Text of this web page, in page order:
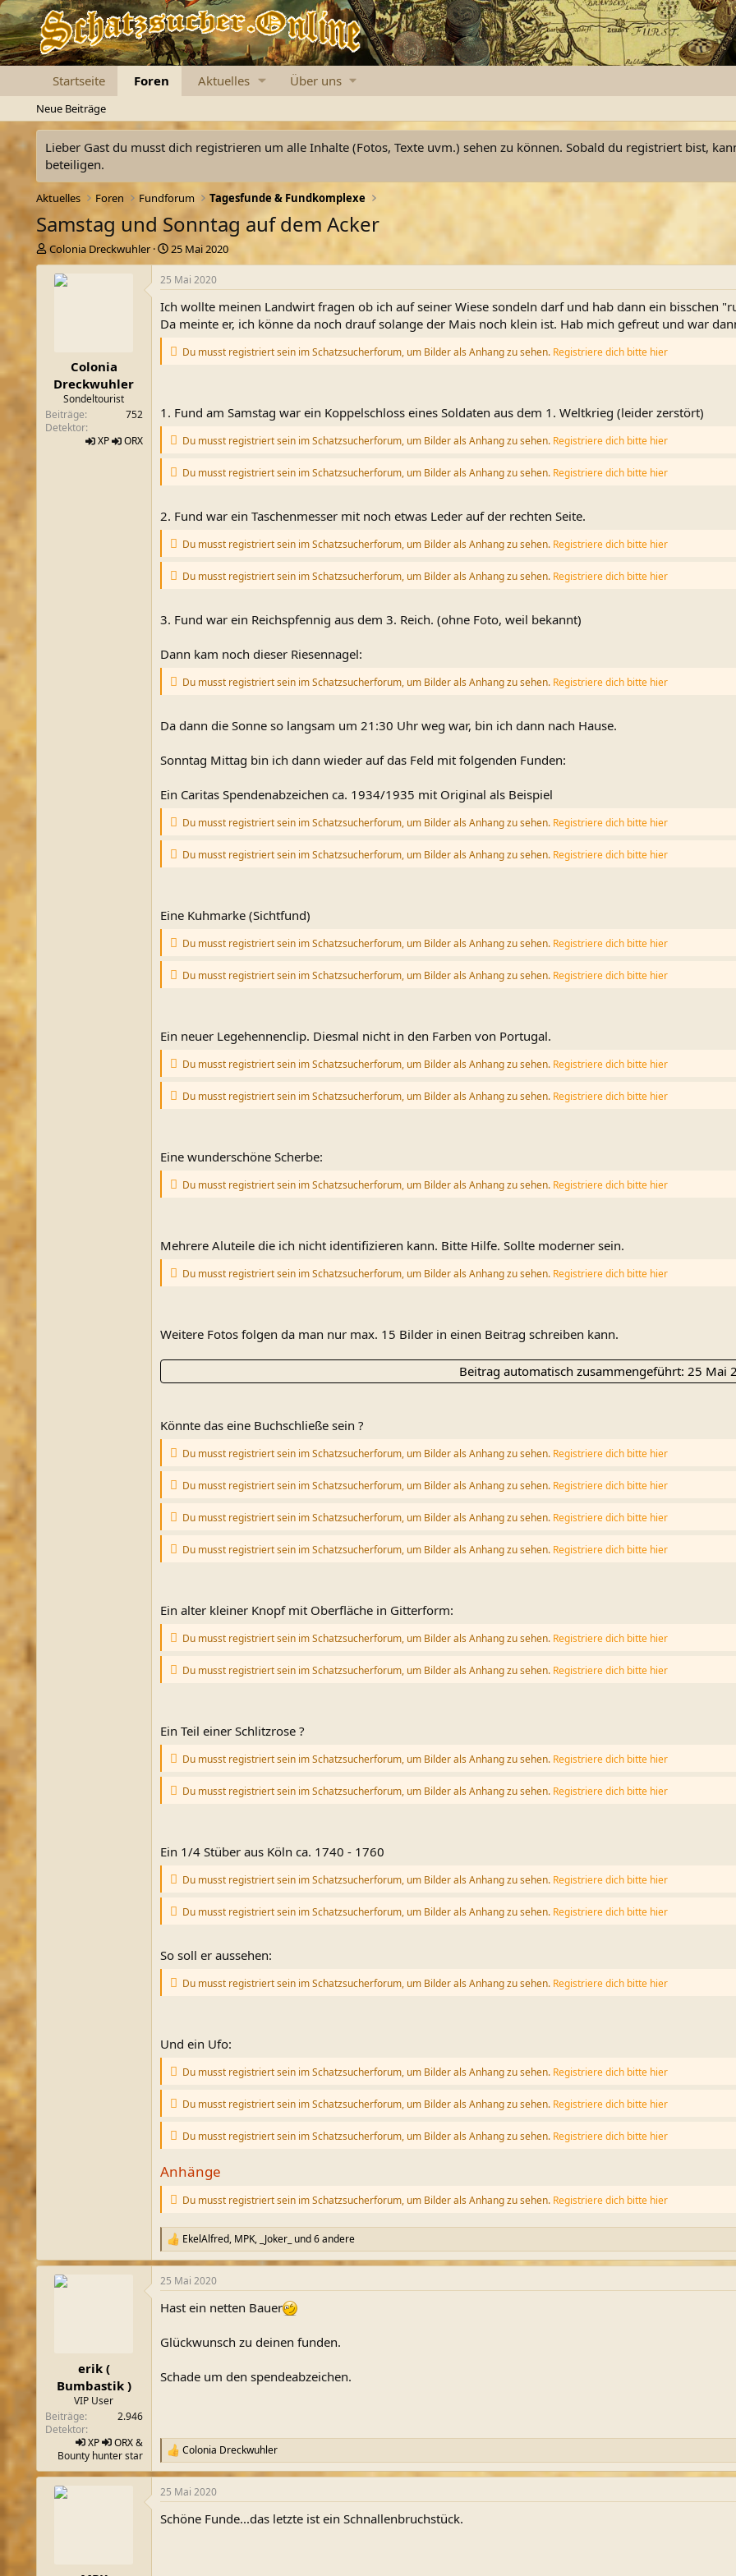
Startseite Foren Aktuelles Über uns
Neue Beiträge
Lieber Gast du musst dich registrieren um alle Inhalte (Fotos, Texte uvm.) sehen zu können. Sobald du registriert bist,
beteiligen.
Aktuelles Foren Fundforum Tagesfunde & Fundkomplexe
Samstag und Sonntag auf dem Acker
E
r
Colonia Dreckwuhler
E
r
s
t
e
l
t
25 Mai 2020
Colonia
Dreckwuhler
Sondeltourist
Beiträge
752
Detektor
XP
ORX
25 Mai 2020
Ich wollte meinen Landwirt fragen ob ich auf seiner Wiese sondeln darf und hab dann ein bisschen
Da meinte er, ich könne da noch drauf solange der Mais noch klein ist. Hab mich gefreut und war
Du musst registriert sein im Schatzsucherforum, um Bilder als Anhang zu sehen. Registriere dich bitte hier
1. Fund am Samstag war ein Koppelschloss eines Soldaten aus dem 1. Weltkrieg (leider zerstört)
Du musst registriert sein im Schatzsucherforum, um Bilder als Anhang zu sehen. Registriere dich bitte hier
Du musst registriert sein im Schatzsucherforum, um Bilder als Anhang zu sehen. Registriere dich bitte hier
2. Fund war ein Taschenmesser mit noch etwas Leder auf der rechten Seite.
Du musst registriert sein im Schatzsucherforum, um Bilder als Anhang zu sehen. Registriere dich bitte hier
Du musst registriert sein im Schatzsucherforum, um Bilder als Anhang zu sehen. Registriere dich bitte hier
3. Fund war ein Reichspfennig aus dem 3. Reich. (ohne Foto, weil bekannt)
Dann kam noch dieser Riesennagel:
Du musst registriert sein im Schatzsucherforum, um Bilder als Anhang zu sehen. Registriere dich bitte hier
Da dann die Sonne so langsam um 21:30 Uhr weg war, bin ich dann nach Hause.
Sonntag Mittag bin ich dann wieder auf das Feld mit folgenden Funden:
Ein Caritas Spendenabzeichen ca. 1934/1935 mit Original als Beispiel
Du musst registriert sein im Schatzsucherforum, um Bilder als Anhang zu sehen. Registriere dich bitte hier
Du musst registriert sein im Schatzsucherforum, um Bilder als Anhang zu sehen. Registriere dich bitte hier
Eine Kuhmarke (Sichtfund)
Du musst registriert sein im Schatzsucherforum, um Bilder als Anhang zu sehen. Registriere dich bitte hier
Du musst registriert sein im Schatzsucherforum, um Bilder als Anhang zu sehen. Registriere dich bitte hier
Ein neuer Legehennenclip. Diesmal nicht in den Farben von Portugal.
Du musst registriert sein im Schatzsucherforum, um Bilder als Anhang zu sehen. Registriere dich bitte hier
Du musst registriert sein im Schatzsucherforum, um Bilder als Anhang zu sehen. Registriere dich bitte hier
Eine wunderschöne Scherbe:
Du musst registriert sein im Schatzsucherforum, um Bilder als Anhang zu sehen. Registriere dich bitte hier
Mehrere Aluteile die ich nicht identifizieren kann. Bitte Hilfe. Sollte moderner sein.
Du musst registriert sein im Schatzsucherforum, um Bilder als Anhang zu sehen. Registriere dich bitte hier
Weitere Fotos folgen da man nur max. 15 Bilder in einen Beitrag schreiben kann.
Beitrag automatisch zusammengeführt: 25 Mai
Könnte das eine Buchschließe sein ?
Du musst registriert sein im Schatzsucherforum, um Bilder als Anhang zu sehen. Registriere dich bitte hier
Du musst registriert sein im Schatzsucherforum, um Bilder als Anhang zu sehen. Registriere dich bitte hier
Du musst registriert sein im Schatzsucherforum, um Bilder als Anhang zu sehen. Registriere dich bitte hier
Du musst registriert sein im Schatzsucherforum, um Bilder als Anhang zu sehen. Registriere dich bitte hier
Ein alter kleiner Knopf mit Oberfläche in Gitterform:
Du musst registriert sein im Schatzsucherforum, um Bilder als Anhang zu sehen. Registriere dich bitte hier
Du musst registriert sein im Schatzsucherforum, um Bilder als Anhang zu sehen. Registriere dich bitte hier
Ein Teil einer Schlitzrose ?
Du musst registriert sein im Schatzsucherforum, um Bilder als Anhang zu sehen. Registriere dich bitte hier
Du musst registriert sein im Schatzsucherforum, um Bilder als Anhang zu sehen. Registriere dich bitte hier
Ein 1/4 Stüber aus Köln ca. 1740 - 1760
Du musst registriert sein im Schatzsucherforum, um Bilder als Anhang zu sehen. Registriere dich bitte hier
Du musst registriert sein im Schatzsucherforum, um Bilder als Anhang zu sehen. Registriere dich bitte hier
So soll er aussehen:
Du musst registriert sein im Schatzsucherforum, um Bilder als Anhang zu sehen. Registriere dich bitte hier
Und ein Ufo:
Du musst registriert sein im Schatzsucherforum, um Bilder als Anhang zu sehen. Registriere dich bitte hier
Du musst registriert sein im Schatzsucherforum, um Bilder als Anhang zu sehen. Registriere dich bitte hier
Du musst registriert sein im Schatzsucherforum, um Bilder als Anhang zu sehen. Registriere dich bitte hier
Anhänge
Du musst registriert sein im Schatzsucherforum, um Bilder als Anhang zu sehen. Registriere dich bitte hier
R
e
a
k
i
n
e
:
EkelAlfred, MPK, _Joker_ und 6 andere
erik (
Bumbastik )
VIP User
Beiträge
2.946
Detektor
XP
ORX&
Bounty hunter star
25 Mai 2020
Hast ein netten Bauer
Glückwunsch zu deinen funden.
Schade um den spendeabzeichen.
R
e
a
k
i
Colonia Dreckwuhler
25 Mai 2020
Schöne Funde...das letzte ist ein Schnallenbruchstück.